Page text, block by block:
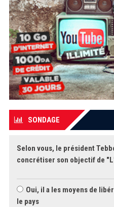
SONDAGE
Selon vous, le président
concrétiser son objectif de
Oui, il a les moyens de
le pays